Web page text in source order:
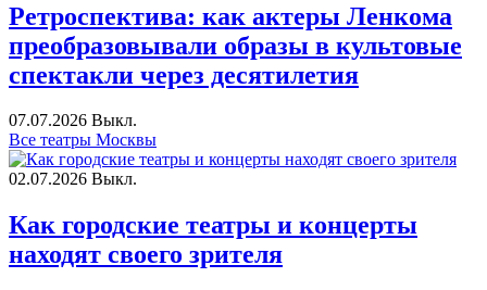
Ретроспектива: как актеры Ленкома
преобразовывали образы в культовые
спектакли через десятилетия
07.07.2026 Выкл.
Все театры Москвы
02.07.2026 Выкл.
Как городские театры и концерты
находят своего зрителя